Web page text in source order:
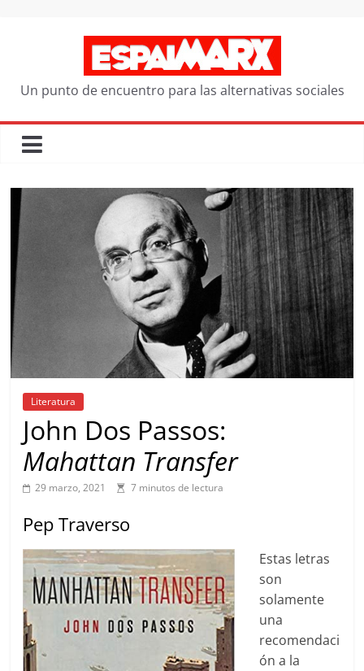
Un punto de encuentro para las alternativas sociales
Literatura
John Dos Passos:
Mahattan Transfer
29 marzo, 2021 7 minutos de lectura
Pep Traverso
Estas letras
son
solamente
una
recomendaci
ón a la